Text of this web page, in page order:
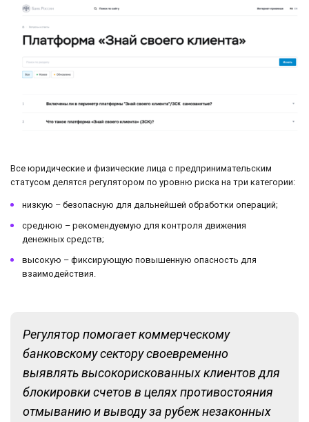
Все юридические и физические лица с предпринимательским
статусом делятся регулятором по уровню риска на три категории:
низкую – безопасную для дальнейшей обработки операций;
среднюю – рекомендуемую для контроля движения
денежных средств;
высокую – фиксирующую повышенную опасность для
взаимодействия.
Регулятор помогает коммерческому
банковскому сектору своевременно
выявлять высокорискованных клиентов для
блокировки счетов в целях противостояния
отмыванию и выводу за рубеж незаконных